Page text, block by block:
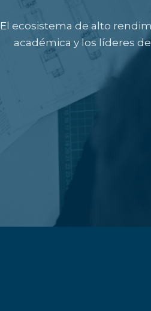
El ecosistema de alto
académica y los líderes